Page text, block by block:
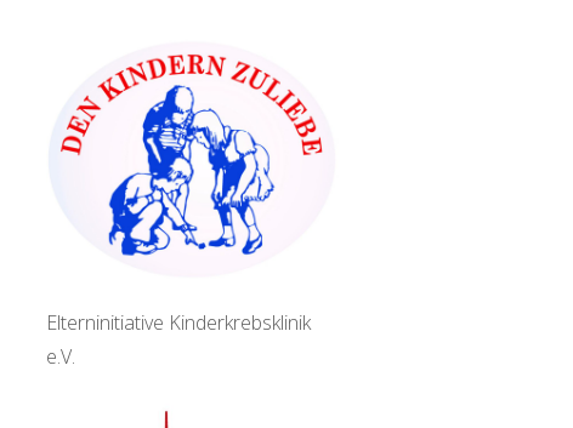
Elterninitiative Kinderkrebsklinik
e.V.